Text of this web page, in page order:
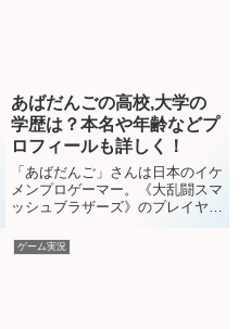
あばだんごの高校,大学の
学歴は？本名や年齢などプ
ロフィールも詳しく！
「あばだんご」さんは日本のイケ
メンプロゲーマー。《大乱闘スマ
ッシュブラザーズ》のプレイヤー
として国内外問わず活躍されてい
ますね。X(アカウント名：あばだ
んご)のフォロワー数も12万人以
ゲーム実況